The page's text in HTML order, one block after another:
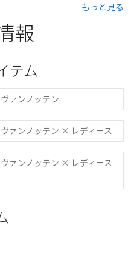
もっと見る
報
テム
ァンノッテン
ァンノッテン × レディース
ァンノッテン × レディース